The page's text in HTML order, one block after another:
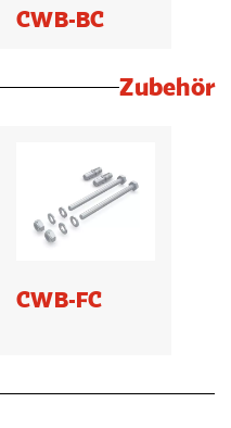
CWB-BC
Zubehör
CWB-FC